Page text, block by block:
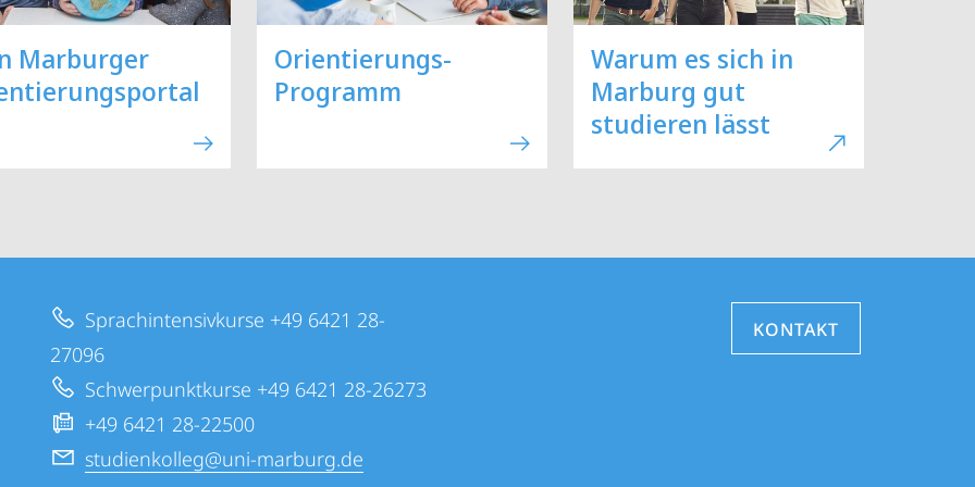
Marburger
Orientierungs-
Programm
Warum es sich in
Marburg gut
studieren lässt
Sprachintensivkurse +49 6421 28-
27096
Schwerpunktkurse +49 6421 28-26273
+49 6421 28-22500
studienkolleg@uni-marburg.de
KONTAKT